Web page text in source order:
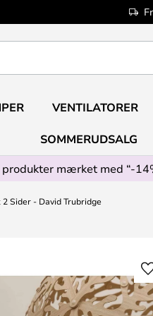
VENTILATORER
SOMMERUDSALG
produkter mærket med “-
Sider - David Trubridge